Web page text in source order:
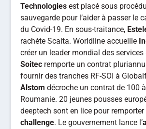
Technologies est placé sous
sauvegarde pour l’aider à passer le
du Covid-19. En sous-traitance,
rachète Scaita. Worldline accueille
créer un leader mondial des services
Soitec remporte un contrat
fournir des tranches RF-SOI à
Alstom décroche un contrat de 100
Roumanie. 20 jeunes pousses
deeptech sont en lice pour remporter
challenge. Le gouvernement lance l’